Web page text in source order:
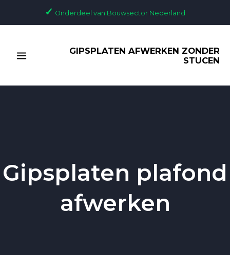
✓ Onderdeel van Bouwsector Nederland
MENU
GIPSPLATEN AFWERKEN ZONDER
STUCEN
Gipsplaten plafond
afwerken